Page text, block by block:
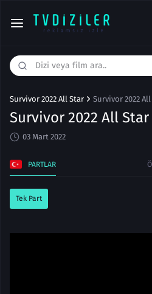
Survivor 2022 All Star Survivor 2022
Survivor 2022 All Star
03 Mart 2022
PARTLAR
Tek Part